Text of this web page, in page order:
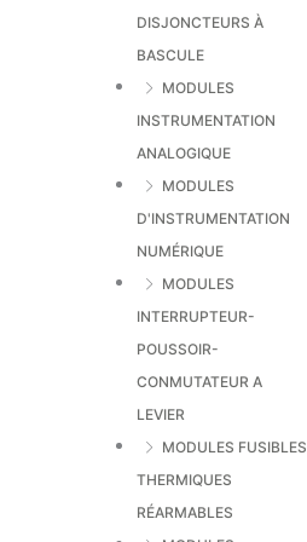
DISJONCTEURS À
BASCULE
MODULES
INSTRUMENTATION
ANALOGIQUE
MODULES
D'INSTRUMENTATION
NUMÉRIQUE
MODULES
INTERRUPTEUR-
POUSSOIR-
CONMUTATEUR A
LEVIER
MODULES FUSIBLES
THERMIQUES
RÉARMABLES